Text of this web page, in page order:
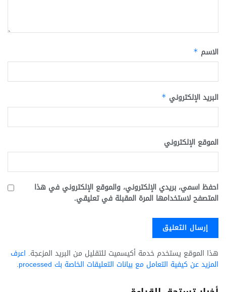
الاسم *
البريد الإلكتروني *
الموقع الإلكتروني
احفظ اسمي، بريدي الإلكتروني، والموقع الإلكتروني في هذا
المتصفح لاستخدامها المرة المقبلة في تعليقي.
هذا الموقع يستخدم خدمة أكيسميت للتقليل من البريد المزعجة. اعرف
المزيد عن كيفية التعامل مع بيانات التعليقات الخاصة بك processed
.